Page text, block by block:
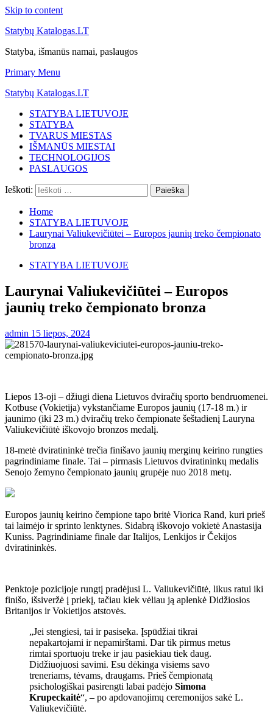
Skip to content
Statybų Katalogas.LT
Statyba, išmanūs namai, paslaugos
Primary Menu
Statybų Katalogas.LT
STATYBA LIETUVOJE
STATYBA
TVARUS MIESTAS
IŠMANŪS MIESTAI
TECHNOLOGIJOS
PASLAUGOS
Ieškoti:
Home
STATYBA LIETUVOJE
Laurynai Valiukevičiūtei – Europos jaunių treko čempionato
bronza
STATYBA LIETUVOJE
Laurynai Valiukevičiūtei – Europos
jaunių treko čempionato bronza
admin 15 liepos, 2024
Liepos 13-oji – džiugi diena Lietuvos dviračių sporto bendruomenei.
Kotbuse (Vokietija) vykstančiame Europos jaunių (17-18 m.) ir
jaunimo (iki 23 m.) dviračių treko čempionate šeštadienį Lauryna
Valiukevičiūtė iškovojo bronzos medalį.
18-metė dviratininkė trečia finišavo jaunių merginų keirino rungties
pagrindiniame finale. Tai – pirmasis Lietuvos dviratininkų medalis
Senojo žemyno čempionato jaunių grupėje nuo 2018 metų.
Europos jaunių keirino čempione tapo britė Viorica Rand, kuri prieš
tai laimėjo ir sprinto lenktynes. Sidabrą iškovojo vokietė Anastasija
Kuniss. Pagrindiniame finale dar Italijos, Lenkijos ir Čekijos
dviratininkės.
Penktoje pozicijoje rungtį pradėjusi L. Valiukevičiūtė, likus ratui iki
finišo, išsiveržė į priekį, tačiau kiek vėliau ją aplenkė Didžiosios
Britanijos ir Vokietijos atstovės.
„Jei stengiesi, tai ir pasiseka. Įspūdžiai tikrai
nepakartojami ir nepamirštami. Dar tik pirmus metus
rimtai sportuoju treke ir jau pasiekiau tiek daug.
Didžiuojuosi savimi. Esu dėkinga visiems savo
treneriams, tėvams, draugams. Prieš čempionatą
psichologiškai pasirengti labai padėjo Simona
Krupeckaitė“, – po apdovanojimų ceremonijos sakė L.
Valiukevičiūtė.